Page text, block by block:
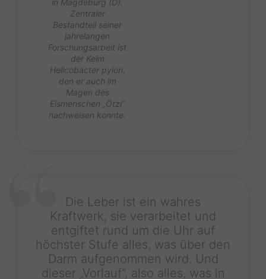
in Magdeburg (D).
Zentraler
Bestandteil seiner
jahrelangen
Forschungsarbeit ist
der Keim
Helicobacter pylori,
den er auch im
Magen des
Eismenschen „Ötzi“
nachweisen konnte.
Die Leber ist ein wahres
Kraftwerk, sie verarbeitet und
entgiftet rund um die Uhr auf
höchster Stufe alles, was über den
Darm aufgenommen wird. Und
dieser „Vorlauf“, also alles, was in